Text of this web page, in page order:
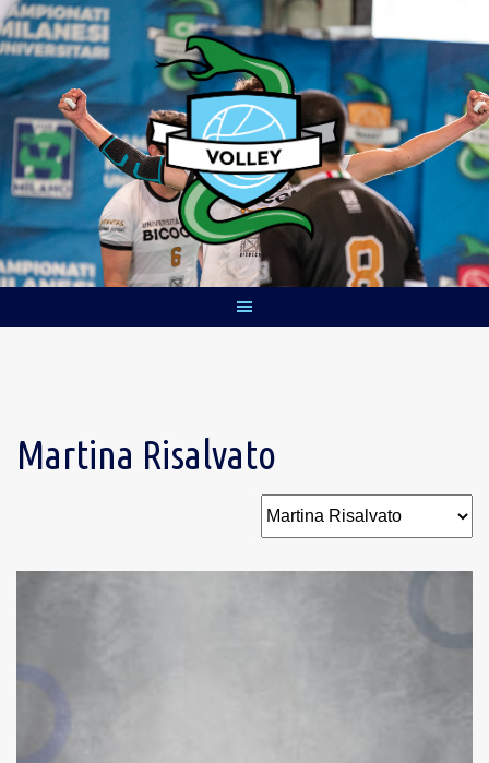
Skip
to
content
Martina Risalvato